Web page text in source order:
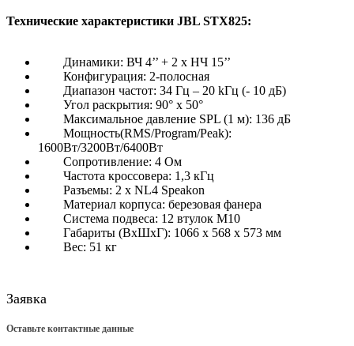
Технические характеристики JBL STX825:
Динамики: ВЧ 4’’ + 2 x НЧ 15’’
Конфигурация: 2-полосная
Диапазон частот: 34 Гц – 20 kГц (- 10 дБ)
Угол раскрытия: 90° x 50°
Максимальное давление SPL (1 м): 136 дБ
Мощность(RMS/Program/Peak):
1600Вт/3200Вт/6400Вт
Сопротивление: 4 Ом
Частота кроссовера: 1,3 кГц
Разъемы: 2 x NL4 Speakon
Материал корпуса: березовая фанера
Система подвеса: 12 втулок M10
Габариты (ВхШхГ): 1066 x 568 x 573 мм
Вес: 51 кг
Заявка
Оставьте контактные данные